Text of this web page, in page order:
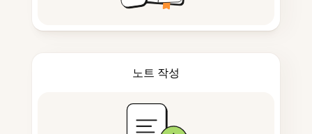
노트 작성